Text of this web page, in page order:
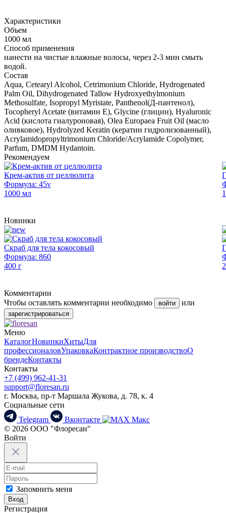
Характеристики
Объем
1000 мл
Способ применения
нанести на чистые влажные волосы, через 2-3 мин смыть
водой.
Состав
Aqua, Cetearyl Alcohol, Cetrimonium Chloride, Hydrogenated
Palm Oil, Dihydrogenated Tallow Hydroxyethylmonium
Methosulfate, Isopropyl Myristate, Panthenol(Д-пантенол),
Tocopheryl Acetate (витамин Е), Glycine (глицин), Hyaluronic
Acid (кислота гиалуроновая), Olea Europaea Fruit Oil (масло
оливковое), Hydrolyzed Keratin (кератин гидролизованный),
Acrylamidopropyltrimonium Chloride/Acrylamide Copolymer,
Parfum, DMDM Hydantoin.
Рекомендуем
Крем-актив от целлюлита
Формула: 45v
1000 мл
Новинки
Скраб для тела кокосовый
Формула: 860
400 г
Комментарии
Чтобы оставлять комментарии необходимо
войти или
зарегистрироваться
Меню
КаталогНовинкиХитыДля
профессионаловУпаковкаКонтрактное производствоО
брендеКонтакты
Контакты
+7 (499) 962-41-31
support@floresan.ru
г. Москва, пр-т Маршала Жукова, д. 78, к. 4
Социальные сети
Telegram
Вконтакте
Макс
© 2026 ООО "Флоресан"
Войти
Запомнить меня
Вход
Регистрация